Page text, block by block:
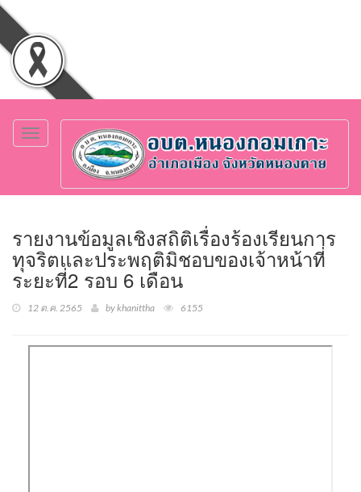
Toggle
navigation
รายงานข้อมูลเชิงสถิติเรื่องร้องเรียนการ
ทุจริตและประพฤติมิชอบของเจ้าหน้าที่
ระยะที่2 รอบ 6 เดือน
12 ต.ค. 2565 by khanittha 6155